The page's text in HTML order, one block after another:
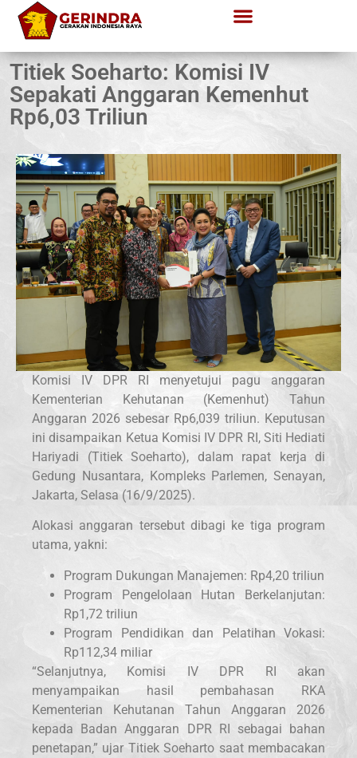
Titiek Soeharto: Komisi IV
Sepakati Anggaran Kemenhut
Rp6,03 Triliun
Komisi IV DPR RI menyetujui pagu anggaran
Kementerian Kehutanan (Kemenhut) Tahun
Anggaran 2026 sebesar Rp6,039 triliun. Keputusan
ini disampaikan Ketua Komisi IV DPR RI, Siti Hediati
Hariyadi (Titiek Soeharto), dalam rapat kerja di
Gedung Nusantara, Kompleks Parlemen, Senayan,
Jakarta, Selasa (16/9/2025).
Alokasi anggaran tersebut dibagi ke tiga program
utama, yakni:
Program Dukungan Manajemen: Rp4,20 triliun
Program Pengelolaan Hutan Berkelanjutan:
Rp1,72 triliun
Program Pendidikan dan Pelatihan Vokasi:
Rp112,34 miliar
“Selanjutnya, Komisi IV DPR RI akan
menyampaikan hasil pembahasan RKA
Kementerian Kehutanan Tahun Anggaran 2026
kepada Badan Anggaran DPR RI sebagai bahan
penetapan,” ujar Titiek Soeharto saat membacakan